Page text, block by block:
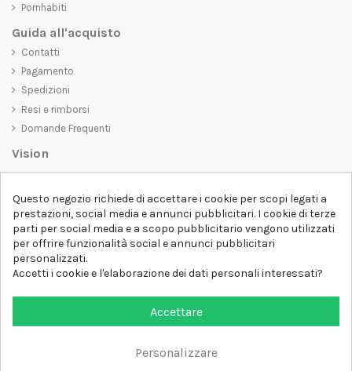
Pornhabiti
Guida all'acquisto
Contatti
Pagamento
Spedizioni
Resi e rimborsi
Domande Frequenti
Vision
belli da vedere, ma che trasmettano anche un messaggio importante.
Che siate alla ricerca di una t-shirt unica e di tendenza, di una felpa
comoda e accogliente o di un accessorio esclusivo,D-SHIRTha
qualcosa per tutti.
Follow us
Questo negozio richiede di accettare i cookie per scopi legati a
prestazioni, social media e annunci pubblicitari. I cookie di terze
parti per social media e a scopo pubblicitario vengono utilizzati
per offrire funzionalità social e annunci pubblicitari
personalizzati.
Accetti i cookie e l'elaborazione dei dati personali interessati?
Accettare
Personalizzare